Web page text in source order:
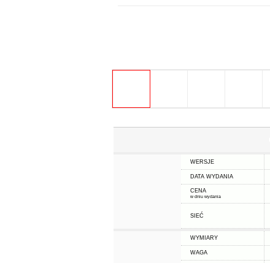
WERSJE
DATA WYDANIA
CENA
w dniu wydania
SIEĆ
WYMIARY
WAGA